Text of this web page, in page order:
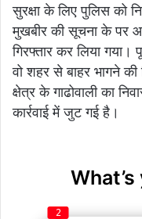
सुरक्षा के लिए पुलिस को
मुखबीर की सूचना के पर
गिरफ्तार कर लिया
वो शहर से बाहर भागने
क्षेत्र के गाढोवाली का
कार्रवाई में जुट गई है।
2